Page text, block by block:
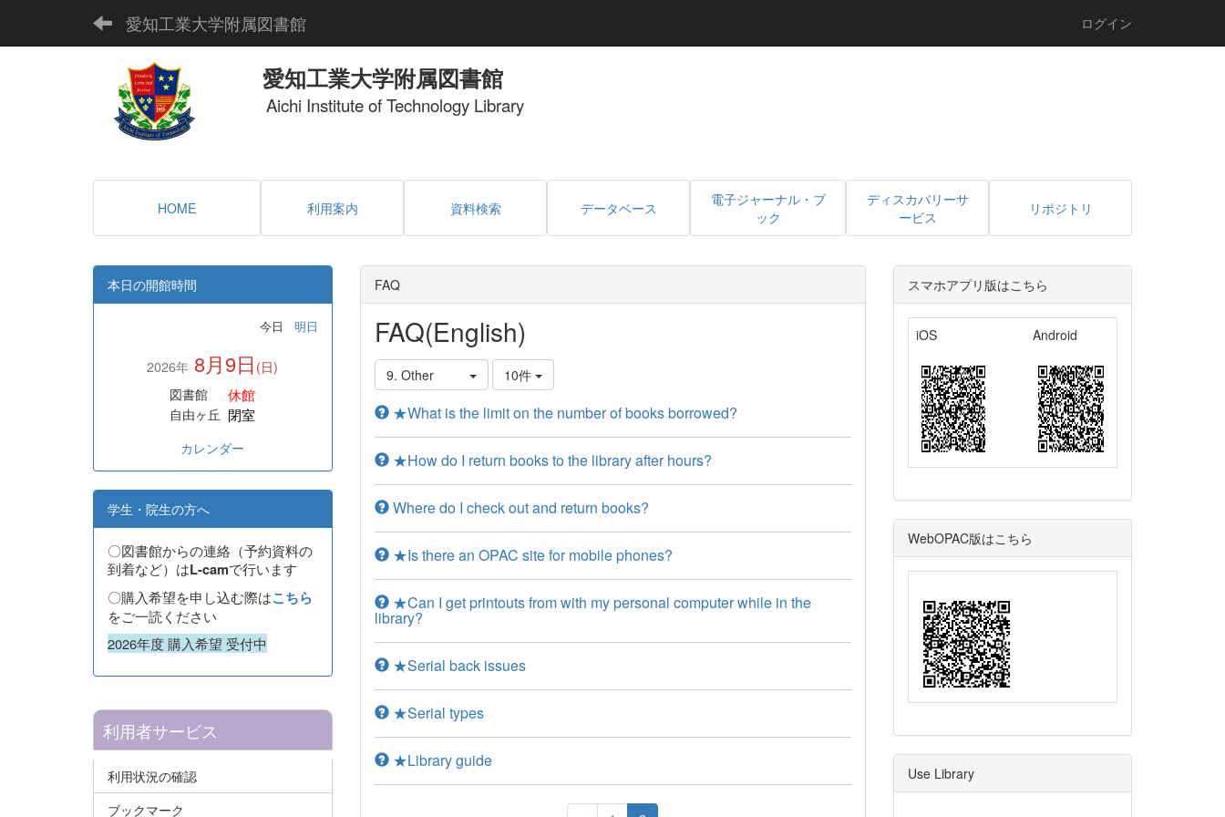
愛知工業大学附属図書館 ログイン
愛知工業大学附属図書館
Aichi Institute of Technology Library
HOME 利用案内 資料検索 データベース
電子ジャーナル・ブ
ック
ディスカバリーサ
ービス
リポジトリ
FAQ
FAQ(English)
9. Other 10件
★What is the limit on the number of books borrowed?
★How do I return books to the library after hours?
Where do I check out and return books?
★Is there an OPAC site for mobile phones?
★Can I get printouts from with my personal computer while in the
library?
★Serial back issues
★Serial types
★Library guide
本日の開館時間
今日 明日
2026年 8月9日 (日)
図書館
休館
自由ヶ丘 閉室
カレンダー
学生・院生の方へ
〇図書館からの連絡（予約資料の
到着など）はL-camで行います
〇購入希望を申し込む際はこちら
をご一読ください
2026年度 購入希望 受付中
利用者サービス
利用状況の確認
ブックマーク
スマホアプリ版はこちら
iOS Android
WebOPAC版はこちら
Use Library